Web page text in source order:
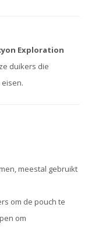
Exploration
duikers die
meestal gebruikt
om de pouch te
om